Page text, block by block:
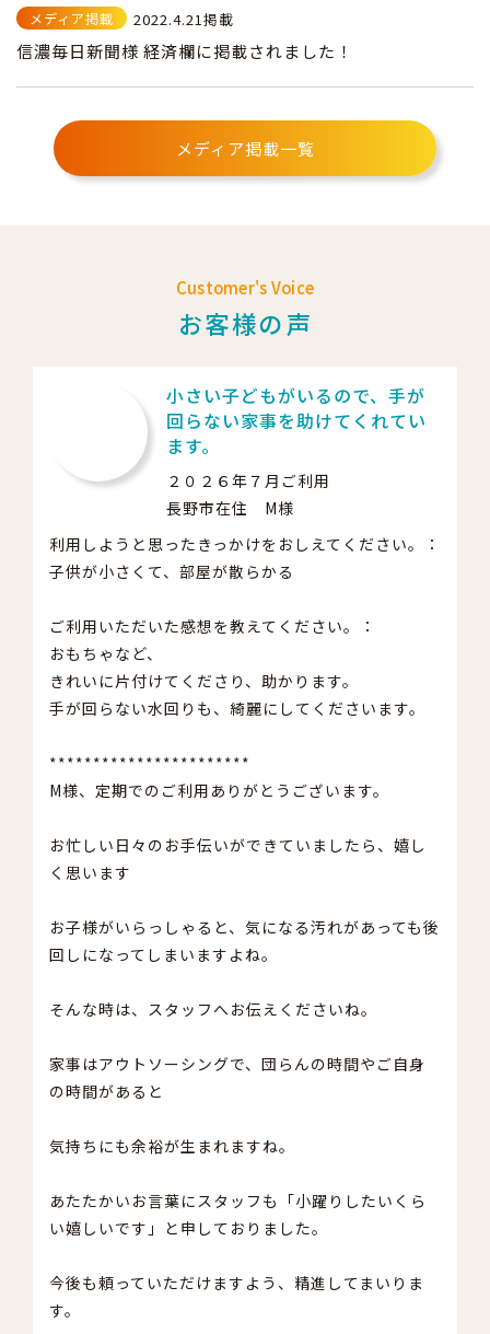
メディア掲載 2022.4.21掲載
信濃毎日新聞様 経済欄に掲載されました！
メディア掲載一覧
Customer's Voice
お客様の声
小さい子どもがいるので、手が
回らない家事を助けてくれてい
ます。
２０２６年７月ご利用
長野市在住 M様
利用しようと思ったきっかけをおしえてください。：
子供が小さくて、部屋が散らかる
ご利用いただいた感想を教えてください。：
おもちゃなど、
きれいに片付けてくださり、助かります。
手が回らない水回りも、綺麗にしてくださいます。
***********************
M様、定期でのご利用ありがとうございます。
お忙しい日々のお手伝いができていましたら、嬉し
く思います
お子様がいらっしゃると、気になる汚れがあっても後
回しになってしまいますよね。
そんな時は、スタッフへお伝えくださいね。
家事はアウトソーシングで、団らんの時間やご自身
の時間があると
気持ちにも余裕が生まれますね。
あたたかいお言葉にスタッフも「小躍りしたいくら
い嬉しいです」と申しておりました。
今後も頼っていただけますよう、精進してまいりま
す。